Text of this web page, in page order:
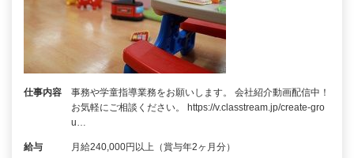
仕事内容
事務や学童指導業務をお願いします。 会社紹介動画配信中！
お気軽にご相談ください。 https://v.classtream.jp/create-gro
u…
給与 月給240,000円以上（賞与年2ヶ月分）